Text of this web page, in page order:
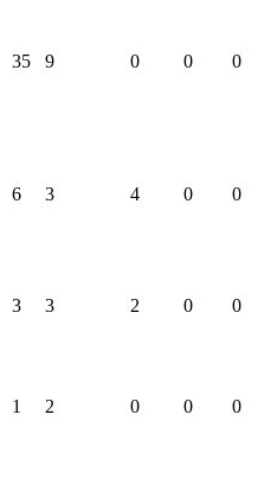
35 9 0 0 0
6 3 4 0 0
3 3 2 0 0
1 2 0 0 0